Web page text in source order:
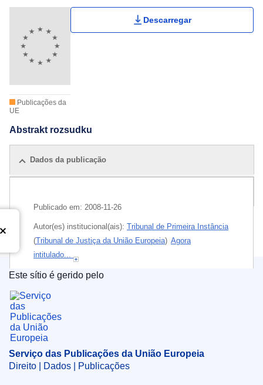
Publicações da
UE
Descarregar
Abstrakt rozsudku
Dados da publicação
Publicado em: 2008-11-26
Autor(es) institucional(ais): Tribunal de Primeira Instância
(Tribunal de Justiça da União Europeia) Agora
intitulado...
Released on EU publications website:
Serviço das Publicações da União Europeia
Este sítio é gerido pelo
Serviço das Publicações da União Europeia
Direito | Dados | Publicações